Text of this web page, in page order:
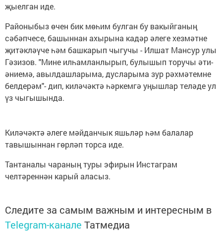
җыелган иде.
Районыбыз өчен бик мөһим булган бу вакыйганың
сәбәпчесе, башыннан ахырына кадәр әлеге хезмәтне
җитәкләүче һәм башкарып чыгучы - Илшат Мансур улы
Гәзизов. "Мине илһамланлырып, булышып торучы әти-
әниемә, авылдашларыма, дусларыма зур рәхмәтемне
белдерәм"- дип, киләчәктә һәркемгә уңышлар теләде ул
үз чыгышында.
Киләчәктә әлеге мәйданчык яшьләр һәм балалар
тавышыннан гөрләп торса иде.
Тантаналы чараның туры эфирын Инстаграм
челтәреннән карый аласыз.
Следите за самым важным и интересным в
Telegram-канале Татмедиа